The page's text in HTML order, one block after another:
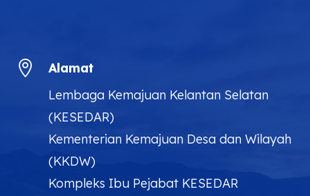

Alamat
Lembaga Kemajuan Kelantan Selatan
(KESEDAR)
Kementerian Kemajuan Desa dan Wilayah
(KKDW)
Kompleks Ibu Pejabat KESEDAR